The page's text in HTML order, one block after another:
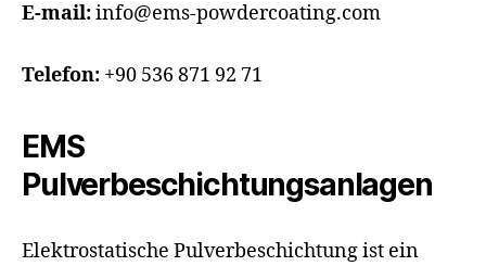
E-mail:info@ems-powdercoating.com
Telefon: +90 536 871 92 71
EMS
Pulverbeschichtungsanlagen
Elektrostatische Pulverbeschichtung ist ein